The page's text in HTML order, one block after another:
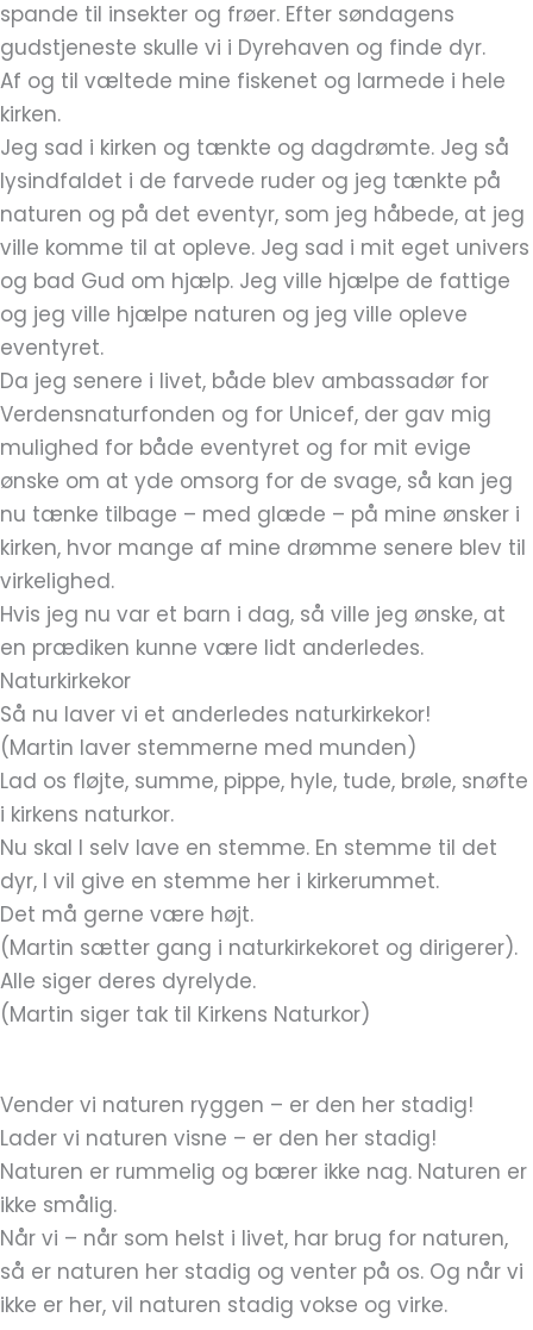
spande til insekter og frøer. Efter søndagens
gudstjeneste skulle vi i Dyrehaven og finde dyr.
Af og til væltede mine fiskenet og larmede i hele
kirken.
Jeg sad i kirken og tænkte og dagdrømte. Jeg så
lysindfaldet i de farvede ruder og jeg tænkte på
naturen og på det eventyr, som jeg håbede, at jeg
ville komme til at opleve. Jeg sad i mit eget univers
og bad Gud om hjælp. Jeg ville hjælpe de fattige
og jeg ville hjælpe naturen og jeg ville opleve
eventyret.
Da jeg senere i livet, både blev ambassadør for
Verdensnaturfonden og for Unicef, der gav mig
mulighed for både eventyret og for mit evige
ønske om at yde omsorg for de svage, så kan jeg
nu tænke tilbage – med glæde – på mine ønsker i
kirken, hvor mange af mine drømme senere blev til
virkelighed.
Hvis jeg nu var et barn i dag, så ville jeg ønske, at
en prædiken kunne være lidt anderledes.
Naturkirkekor
Så nu laver vi et anderledes naturkirkekor!
(Martin laver stemmerne med munden)
Lad os fløjte, summe, pippe, hyle, tude, brøle, snøfte
i kirkens naturkor.
Nu skal I selv lave en stemme. En stemme til det
dyr, I vil give en stemme her i kirkerummet.
Det må gerne være højt.
(Martin sætter gang i naturkirkekoret og dirigerer).
Alle siger deres dyrelyde.
(Martin siger tak til Kirkens Naturkor)
Vender vi naturen ryggen – er den her stadig!
Lader vi naturen visne – er den her stadig!
Naturen er rummelig og bærer ikke nag. Naturen er
ikke smålig.
Når vi – når som helst i livet, har brug for naturen,
så er naturen her stadig og venter på os. Og når vi
ikke er her, vil naturen stadig vokse og virke.